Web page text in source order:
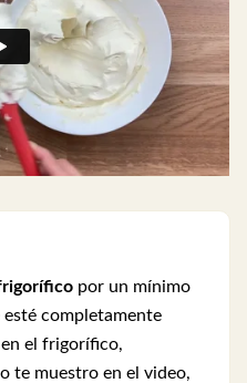
por un mínimo
esté completamente
el frigorífico,
te muestro en el video,